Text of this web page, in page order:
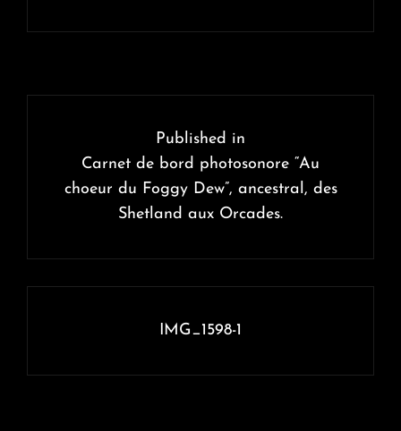
l’article
Published in
Carnet de bord photosonore “Au
choeur du Foggy Dew”, ancestral, des
Shetland aux Orcades.
IMG_1598-1